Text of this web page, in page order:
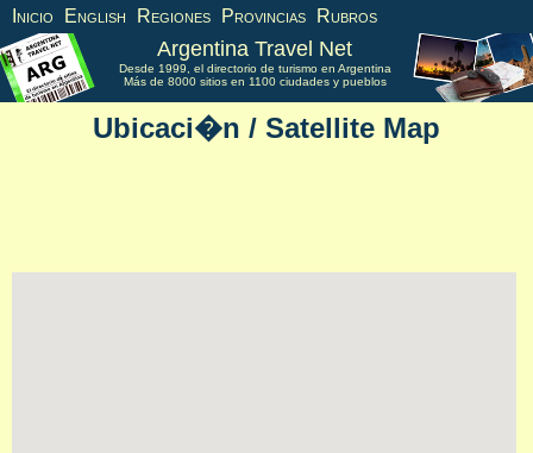
Inicio English Regiones Provincias Rubros
Argentina Travel Net
Desde 1999, el directorio de turismo en Argentina
Más de 8000 sitios en 1100 ciudades y pueblos
Ubicaci�n / Satellite Map